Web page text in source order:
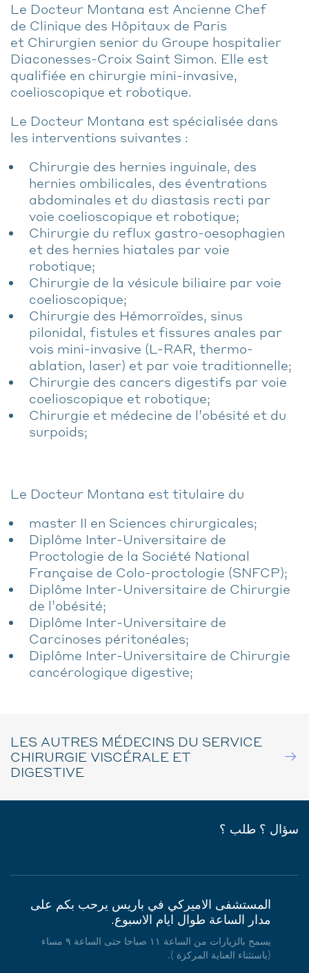
Le Docteur Montana est Ancienne Chef
de Clinique des Hôpitaux de Paris
et Chirurgien senior du Groupe hospitalier
Diaconesses-Croix Saint Simon. Elle est
qualifiée en chirurgie mini-invasive,
coelioscopique et robotique.
Le Docteur Montana est spécialisée dans
les interventions suivantes :
Chirurgie des hernies inguinale, des
hernies ombilicales, des éventrations
abdominales et du diastasis recti par
voie coelioscopique et robotique;
Chirurgie du reflux gastro-oesophagien
et des hernies hiatales par voie
robotique;
Chirurgie de la vésicule biliaire par voie
coelioscopique;
Chirurgie des Hémorroïdes, sinus
pilonidal, fistules et fissures anales par
vois mini-invasive (L-RAR, thermo-
ablation, laser) et par voie traditionnelle;
Chirurgie des cancers digestifs par voie
coelioscopique et robotique;
Chirurgie et médecine de l’obésité et du
surpoids;
Le Docteur Montana est titulaire du
master II en Sciences chirurgicales;
Diplôme Inter-Universitaire de
Proctologie de la Société National
Française de Colo-proctologie (SNFCP);
Diplôme Inter-Universitaire de Chirurgie
de l’obésité;
Diplôme Inter-Universitaire de
Carcinoses péritonéales;
Diplôme Inter-Universitaire de Chirurgie
cancérologique digestive;
LES AUTRES MÉDECINS DU SERVICE
CHIRURGIE VISCÉRALE ET
DIGESTIVE
سؤال ؟ طلب ؟
المستشفى الاميركي في باريس يرحب بكم على
مدار الساعة طوال ايام الاسبوع.
يسمح بالزيارات من الساعة ١١ صباحا حتى الساعة ٩ مساء
(باستثناء العناية المركزة ).